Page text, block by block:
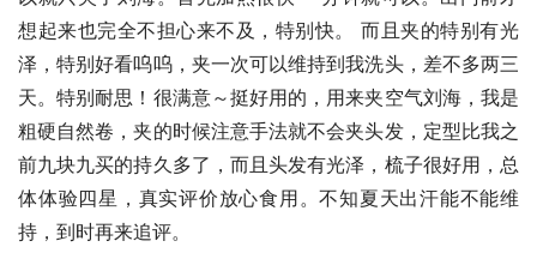
想起来也完全不担心来不及，特别快。 而且夹的特别有光
泽，特别好看呜呜，夹一次可以维持到我洗头，差不多两三
天。特别耐思！很满意～挺好用的，用来夹空气刘海，我是
粗硬自然卷，夹的时候注意手法就不会夹头发，定型比我之
前九块九买的持久多了，而且头发有光泽，梳子很好用，总
体体验四星，真实评价放心食用。不知夏天出汗能不能维
持，到时再来追评。